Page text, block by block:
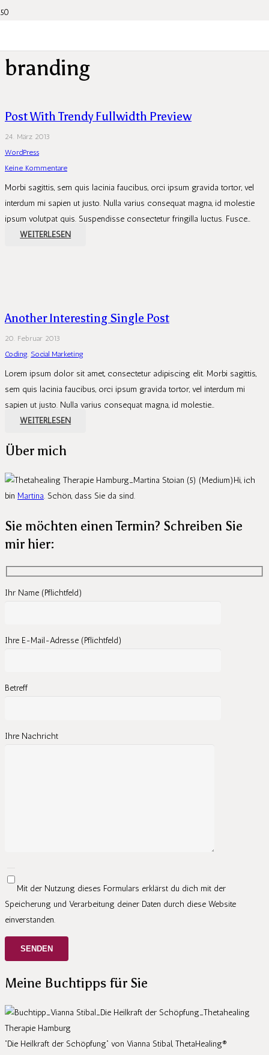
branding
Post With Trendy Fullwidth Preview
24. März 2013
WordPress
Keine Kommentare
Morbi sagittis, sem quis lacinia faucibus, orci ipsum gravida tortor, vel
interdum mi sapien ut justo. Nulla varius consequat magna, id molestie
ipsum volutpat quis. Suspendisse consectetur fringilla luctus. Fusce…
WEITERLESEN
Another Interesting Single Post
20. Februar 2013
Coding, Social Marketing
Lorem ipsum dolor sit amet, consectetur adipiscing elit. Morbi sagittis,
sem quis lacinia faucibus, orci ipsum gravida tortor, vel interdum mi
sapien ut justo. Nulla varius consequat magna, id molestie…
WEITERLESEN
Über mich
Hi, ich
bin Martina. Schön, dass Sie da sind.
Sie möchten einen Termin? Schreiben Sie
mir hier:
Ihr Name (Pflichtfeld)
Ihre E-Mail-Adresse (Pflichtfeld)
Betreff
Ihre Nachricht
Mit der Nutzung dieses Formulars erklärst du dich mit der
Speicherung und Verarbeitung deiner Daten durch diese Website
einverstanden.
Meine Buchtipps für Sie
“Die Heilkraft der Schöpfung” von Vianna Stibal, ThetaHealing®